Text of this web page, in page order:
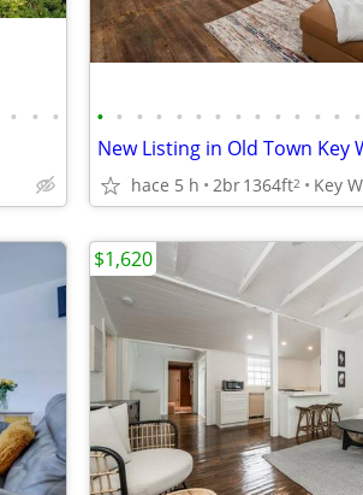
• • • • • • • • • • • • • • • • •
New Listing in Old Town Key
hace 5 h 2br1364ft2 Key
$1,620